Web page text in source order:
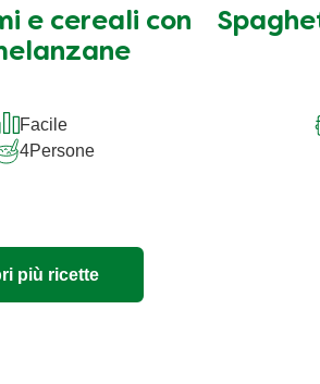
e cereali con
Facile
4Persone
più ricette